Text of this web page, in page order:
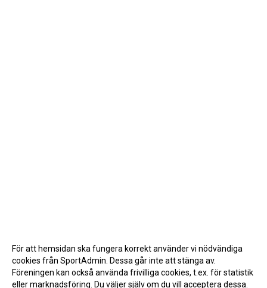
För att hemsidan ska fungera korrekt använder vi nödvändiga
cookies från SportAdmin. Dessa går inte att stänga av.
Föreningen kan också använda frivilliga cookies, t.ex. för statistik
eller marknadsföring. Du väljer själv om du vill acceptera dessa.